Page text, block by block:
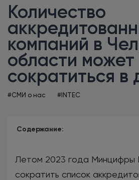
Количество
компаний в
области может
сократиться в
#СМИ о нас #INTEC
Содержание:
Летом 2023 года Минцифры
сократить список